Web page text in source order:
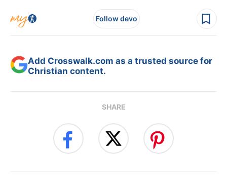
Follow devo
Add Crosswalk.com as a trusted source for
Christian content.
SHARE